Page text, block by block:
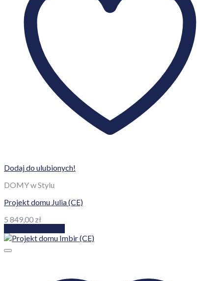
Dodaj do ulubionych!
DOMY w Stylu
Projekt domu Julia (CE)
5 849,00 zł